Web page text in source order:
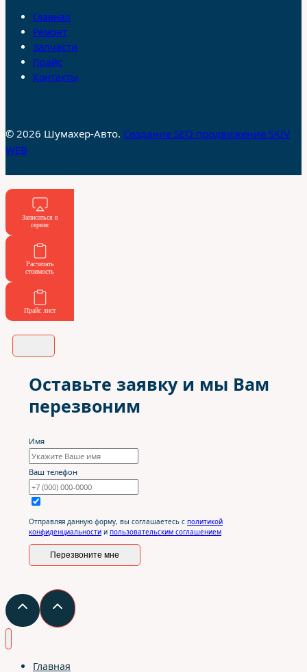
Главная
Ремонт
Запчасти
Прайс
Контакты
© 2026 Шумахер-Авто. Создание SEO продвижение SKIV
WEB
Записаться в
сервис
Расчитать
стоимость
Прайс лист
Оставьте заявку и мы Вам
перезвоним
Имя
Ваш телефон
Отправляя данную форму, вы соглашаетесь с политикой
конфиденциальности и пользовательским соглашением
Перезвоните мне
Главная